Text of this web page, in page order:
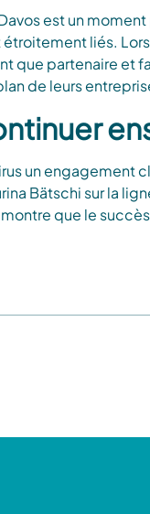
est un
liés.
que partenaire
de leurs
un engagement
Bätschi sur la
que le